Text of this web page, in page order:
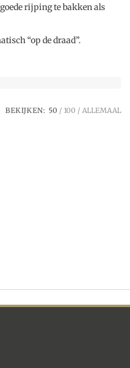
rijping te bakken als
“op de draad”.
BEKIJKEN: 50 100 ALLEMAAL